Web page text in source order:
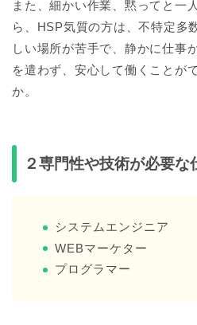
また、細かい作業、黙ってと一
ら、HSP気質の方は、不特定多
しい場所が苦手で、静かに仕事
を遣わず、安心して働くことが
か。
２専門性や技術が必要な
システムエンジニア
WEBマーケター
プログラマー